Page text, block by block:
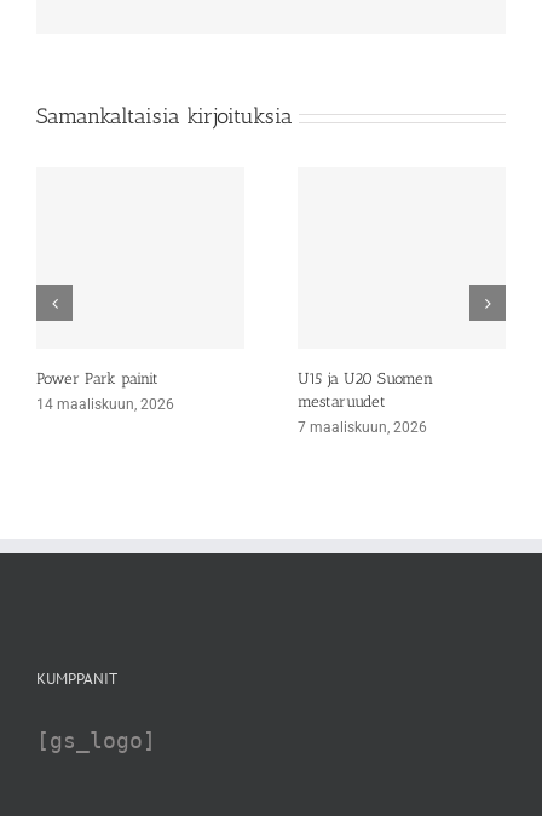
Samankaltaisia kirjoituksia
Power Park painit
14 maaliskuun, 2026
U15 ja U20 Suomen
mestaruudet
7 maaliskuun, 2026
KUMPPANIT
[gs_logo]